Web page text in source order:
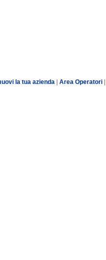
la tua azienda Area Operatori